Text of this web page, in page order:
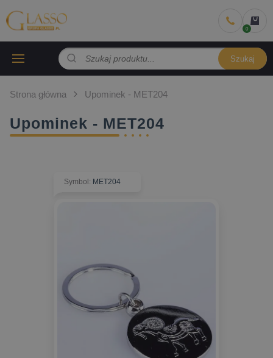
Szukaj
Strona główna Upominek - MET204
Upominek - MET204
Symbol : MET204